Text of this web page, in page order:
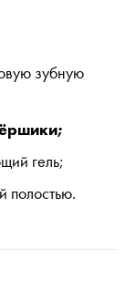
зубную
гель;
полостью.